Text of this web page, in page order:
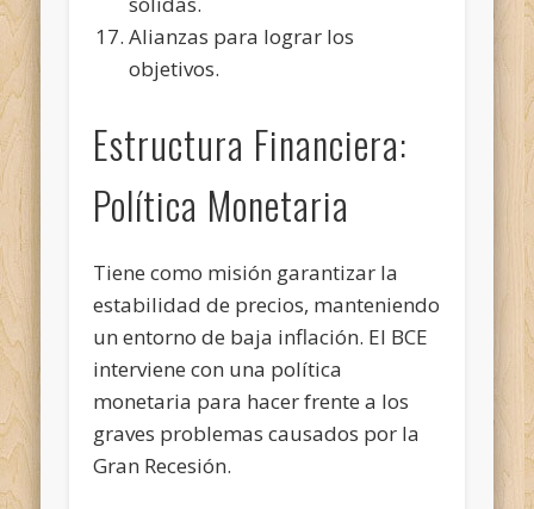
Alianzas para lograr los
objetivos.
Estructura Financiera:
Política Monetaria
Tiene como misión garantizar la
estabilidad de precios, manteniendo
un entorno de baja inflación. El BCE
interviene con una política
monetaria para hacer frente a los
graves problemas causados por la
Gran Recesión.